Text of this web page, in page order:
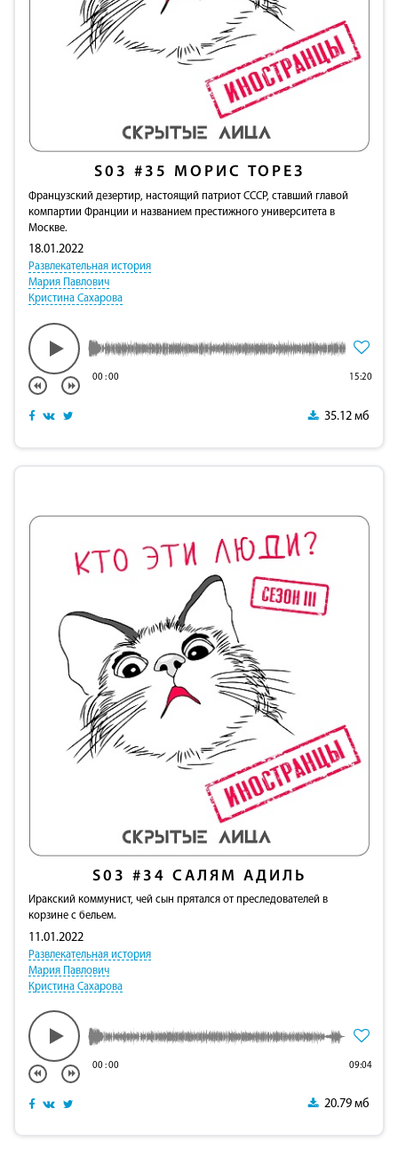
S03 #35 МОРИС ТОРЕЗ
Французский дезертир, настоящий патриот СССР, ставший главой
компартии Франции и названием престижного университета в
Москве.
18.01.2022
Развлекательная история
Мария Павлович
Кристина Сахарова
00:00 15:20
35.12 мб
S03 #34 САЛЯМ АДИЛЬ
Иракский коммунист, чей сын прятался от преследователей в
корзине с бельем.
11.01.2022
Развлекательная история
Мария Павлович
Кристина Сахарова
00:00 09:04
20.79 мб